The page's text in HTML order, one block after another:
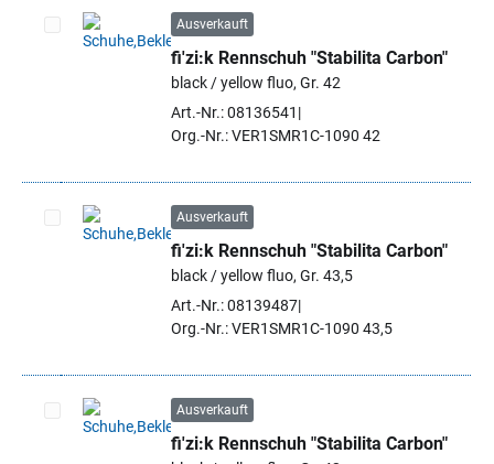
Artikel auswählen
Ausverkauft
fi'zi:k Rennschuh "Stabilita Carbon"
black / yellow fluo, Gr. 42
Art.-Nr.: 08136541
Org.-Nr.: VER1SMR1C-1090 42
Artikel auswählen
Ausverkauft
fi'zi:k Rennschuh "Stabilita Carbon"
black / yellow fluo, Gr. 43,5
Art.-Nr.: 08139487
Org.-Nr.: VER1SMR1C-1090 43,5
Artikel auswählen
Ausverkauft
fi'zi:k Rennschuh "Stabilita Carbon"